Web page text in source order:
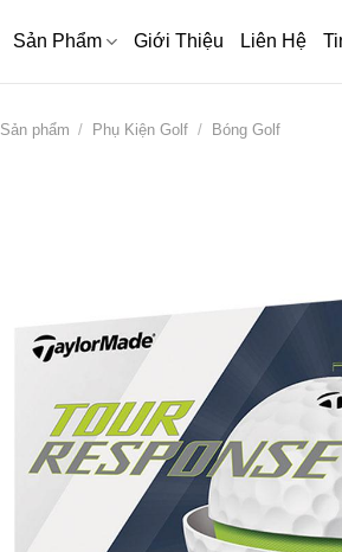
Sản Phẩm Giới Thiệu Liên Hệ
Sản phẩm / Phụ Kiện Golf / Bóng Golf